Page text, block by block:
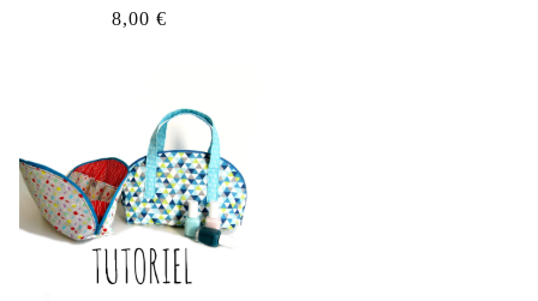
8,00 €